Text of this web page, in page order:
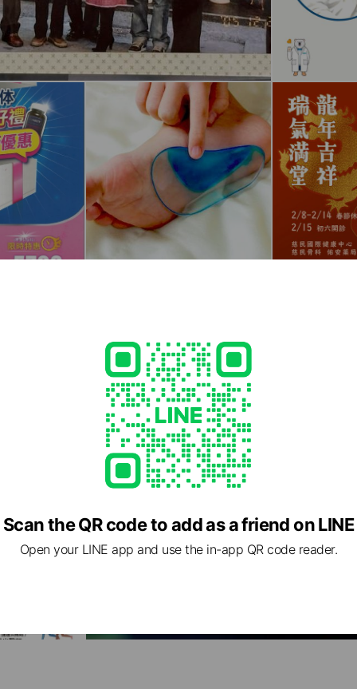
Scan the QR code to add as a friend on LINE
Open your LINE app and use the in-app QR code reader.